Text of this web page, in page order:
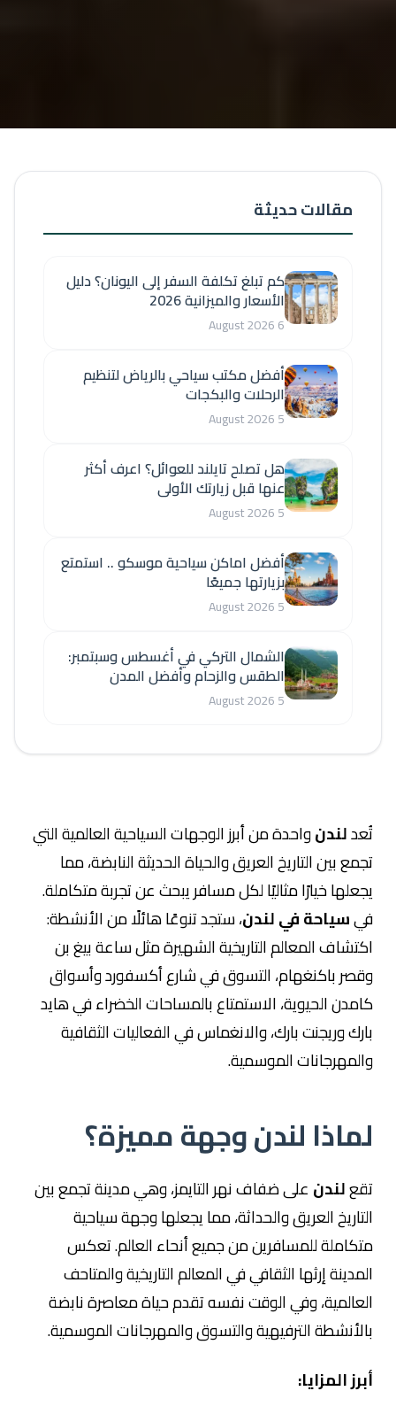
تُعدلندنواحدة من أبرز الوجهات السياحية العالمية التي
تجمع بين التاريخ العريق والحياة الحديثة النابضة، مما
يجعلها خيارًا مثاليًا لكل مسافر يبحث عن تجربة متكاملة.
فيسياحة في لندن، ستجد تنوعًا هائلًا من الأنشطة:
اكتشاف المعالم التاريخية الشهيرة مثل ساعة بيغ بن
وقصر باكنغهام، التسوق في شارع أكسفورد وأسواق
كامدن الحيوية، الاستمتاع بالمساحات الخضراء في هايد
بارك وريجنت بارك، والانغماس في الفعاليات الثقافية
والمهرجانات الموسمية.
لماذا لندن وجهة مميزة؟
تقعلندن على ضفاف نهر التايمز، وهي مدينة تجمع بين
التاريخ العريق والحداثة، مما يجعلها وجهة سياحية
متكاملة للمسافرين من جميع أنحاء العالم. تعكس
المدينة إرثها الثقافي في المعالم التاريخية والمتاحف
العالمية، وفي الوقت نفسه تقدم حياة معاصرة نابضة
بالأنشطة الترفيهية والتسوق والمهرجانات الموسمية.
أبرز المزايا:
مقالات حديثة
كم تبلغ تكلفة السفر إلى اليونان؟ دليل
الأسعار والميزانية 2026
6 August 2026
أفضل مكتب سياحي بالرياض لتنظيم
الرحلات والبكجات
5 August 2026
هل تصلح تايلند للعوائل؟ اعرف أكثر
عنها قبل زيارتك الأولى
5 August 2026
أفضل اماكن سياحية موسكو .. استمتع
بزيارتها جميعًا
5 August 2026
الشمال التركي في أغسطس وسبتمبر:
الطقس والزحام وأفضل المدن
5 August 2026